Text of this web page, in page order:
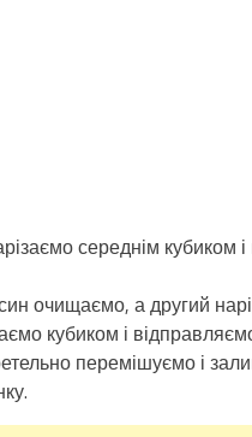
середнім кубиком
очищаємо, а другий
кубиком і відправляємо
перемішуємо і